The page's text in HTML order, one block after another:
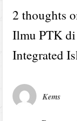
2 thoughts
Ilmu PTK
Integrated
Kems